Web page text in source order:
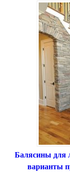
Балясины для
варианты